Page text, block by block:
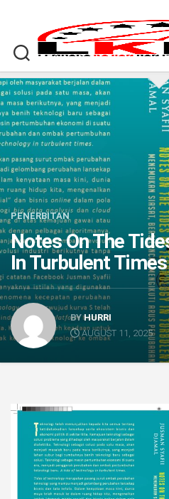
PENERBITAN
Notes On The
In Turbulent Times
BYHURRI
AUGUST 11, 2025